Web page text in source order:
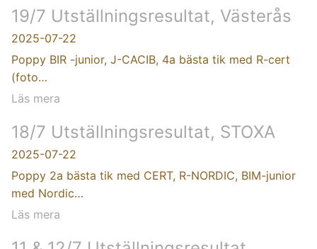
19/7 Utställningsresultat, Västerås
2025-07-22
Poppy BIR -junior, J-CACIB, 4a bästa tik med R-cert
(foto…
Läs mera
18/7 Utställningsresultat, STOXA
2025-07-22
Poppy 2a bästa tik med CERT, R-NORDIC, BIM-junior
med Nordic…
Läs mera